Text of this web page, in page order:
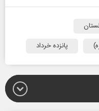
پانزده خرداد